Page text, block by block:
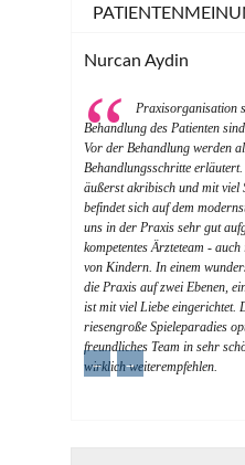
Nurcan Aydin
Praxisorganisation
Behandlung des Patienten
Vor der Behandlung werden
Behandlungsschritte
äußerst akribisch und mit viel
befindet sich auf dem
uns in der Praxis sehr gut
kompetentes Ärzteteam -
von Kindern. In einem
die Praxis auf zwei Ebenen,
ist mit viel Liebe eingerichtet.
riesengroße Spieleparadies
freundliches Team in sehr
wirklich weiterempfehlen.
← →